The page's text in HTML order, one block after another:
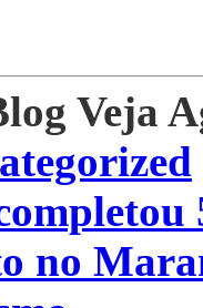
Veja
no